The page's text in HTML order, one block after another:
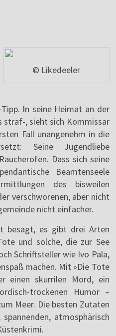
© Likedeeler
In seine Heimat an der
straf-, sieht sich Kommissar
Fall unangenehm in die
Seine Jugendliebe
Dass sich seine
Beamtenseele
des bisweilen
verschworenen, aber nicht
nicht einfacher.
besagt, es gibt drei Arten
und solche, die zur See
Schriftsteller wie Ivo Pala,
machen. Mit »Die Tote
einen skurrilen Mord, ein
trockenen Humor –
Meer. Die besten Zutaten
atmosphärisch